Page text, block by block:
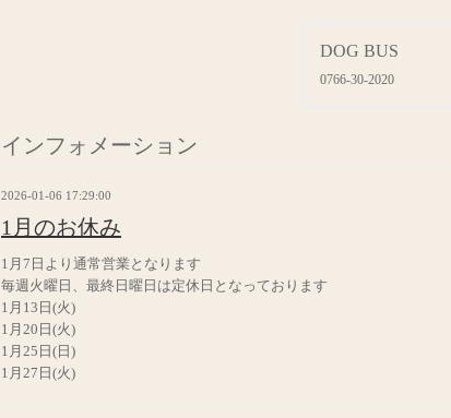
DOG BUS
0766-30-2020
インフォメーション
2026-01-06 17:29:00
1月のお休み
1月7日より通常営業となります
毎週火曜日、最終日曜日は定休日となっております
1月13日(火)
1月20日(火)
1月25日(日)
1月27日(火)